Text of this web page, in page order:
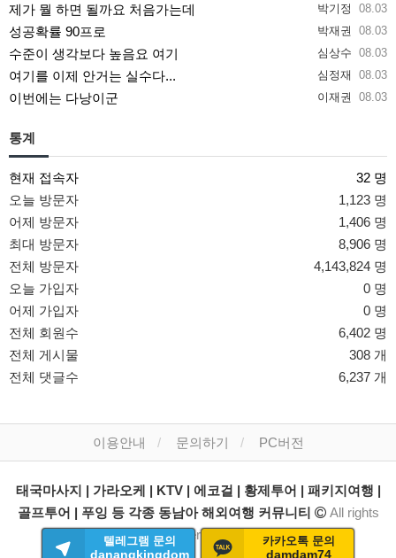
박기정 08.03
제가 뭘 하면 될까요 처음가는데
박재권 08.03
성공확률 90프로
심상수 08.03
수준이 생각보다 높음요 여기
심정재 08.03
여기를 이제 안거는 실수다...
이재권 08.03
이번에는 다낭이군
통계
현재 접속자
32 명
오늘 방문자
1,123 명
어제 방문자
1,406 명
최대 방문자
8,906 명
전체 방문자
4,143,824 명
오늘 가입자
0 명
어제 가입자
0 명
전체 회원수
6,402 명
전체 게시물
308 개
전체 댓글수
6,237 개
텔레그램 문의
danangkingdom
카카오톡 문의
damdam74
이용안내 문의하기 PC버전
태국마사지 | 가라오케 | KTV | 에코걸 | 황제투어 | 패키지여행 |
골프투어 | 푸잉 등 각종 동남아 해외여행 커뮤니티
All rights
reserved.